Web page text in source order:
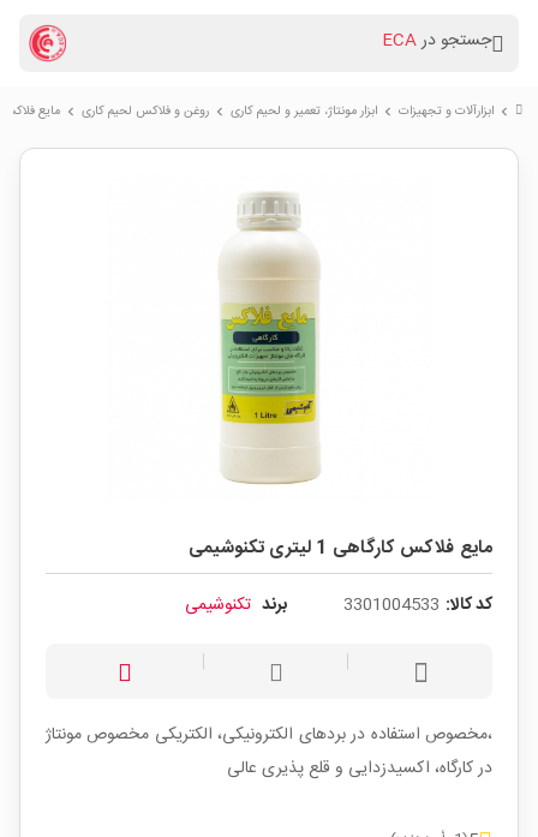
جستجو درECA
chevron_right ابزارآلات و تجهیزات chevron_right ابزار مونتاژ، تعمیر و لحیم کاری chevron_right روغن و فلاکس لحیم کاری chevron_right مایع فلاکس
مایع فلاکس کارگاهی 1 لیتری تکنوشیمی
کد کالا: 3301004533 برند تکنوشیمی
،مخصوص استفاده در بردهای الکترونیکی، الکتریکی مخصوص مونتاژ
در کارگاه، اکسیدزدایی و قلع پذیری عالی